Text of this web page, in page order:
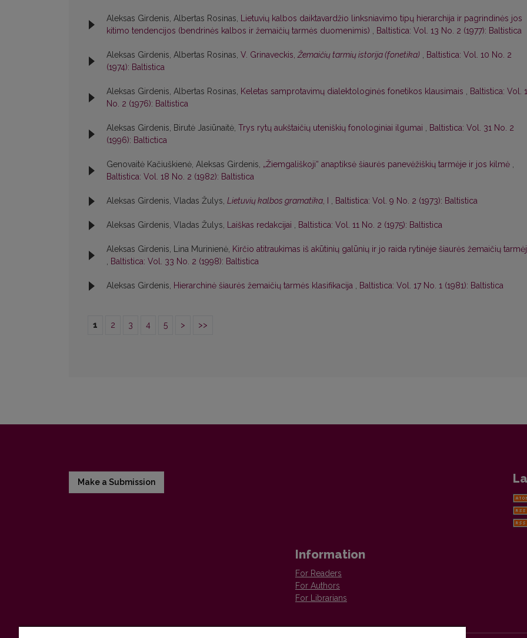
Aleksas Girdenis, Albertas Rosinas, Lietuvių kalbos daiktavardžio linksniavimo tipų hierarchija ir pagrindinės jos
kitimo tendencijos (bendrinės kalbos ir žemaičių tarmės duomenimis) , Baltistica: Vol. 13 No. 2 (1977): Baltistica
Aleksas Girdenis, Albertas Rosinas, V. Grinaveckis,Žemaičių tarmių istorija (fonetika) , Baltistica: Vol. 10 No. 2
(1974): Baltistica
Aleksas Girdenis, Albertas Rosinas, Keletas samprotavimų dialektologinės fonetikos klausimais , Baltistica: Vol.
No. 2 (1976): Baltistica
Aleksas Girdenis, Birutė Jasiūnaitė, Trys rytų aukštaičių uteniškių fonologiniai ilgumai , Baltistica: Vol. 31 No. 2
(1996): Baltictica
Genovaitė Kačiuškienė, Aleksas Girdenis, „Žiemgališkoji“ anaptiksė šiaurės panevėžiškių tarmėje ir jos kilmė ,
Baltistica: Vol. 18 No. 2 (1982): Baltistica
Aleksas Girdenis, Vladas Žulys, Lietuvių kalbos gramatika, I , Baltistica: Vol. 9 No. 2 (1973): Baltistica
Aleksas Girdenis, Vladas Žulys, Laiškas redakcijai , Baltistica: Vol. 11 No. 2 (1975): Baltistica
Aleksas Girdenis, Lina Murinienė, Kirčio atitraukimas iš akūtinių galūnių ir jo raida rytinėje šiaurės žemaičių
, Baltistica: Vol. 33 No. 2 (1998): Baltistica
Aleksas Girdenis, Hierarchinė šiaurės žemaičių tarmės klasifikacija , Baltistica: Vol. 17 No. 1 (1981): Baltistica
1 2 3 4 5 > >>
Make a Submission
Information
For Readers
For Authors
For Librarians